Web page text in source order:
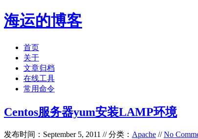
海运的博客
首页
关于
文章归档
在线工具
常用命令
Centos服务器yum安装LAMP环境
发布时间：September 5, 2011 // 分类： Apache //No